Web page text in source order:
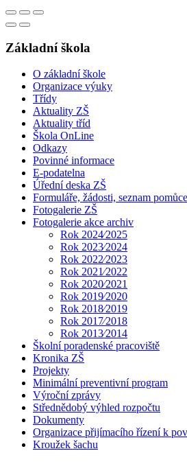
Základní škola
O základní škole
Organizace výuky
Třídy
Aktuality ZŠ
Aktuality tříd
Škola OnLine
Odkazy
Povinné informace
E-podatelna
Úřední deska ZŠ
Formuláře, žádosti, seznam
Fotogalerie ZŠ
Fotogalerie akce archiv
Rok 2024⁄2025
Rok 2023⁄2024
Rok 2022⁄2023
Rok 2021⁄2022
Rok 2020⁄2021
Rok 2019⁄2020
Rok 2018⁄2019
Rok 2017⁄2018
Rok 2013⁄2014
Školní poradenské pracoviště
Kronika ZŠ
Projekty
Minimální preventivní program
Výroční zprávy
Střednědobý výhled rozpočtu
Dokumenty
Organizace přijímacího řízení k
Kroužek šachu